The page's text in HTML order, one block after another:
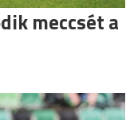
meccsét a